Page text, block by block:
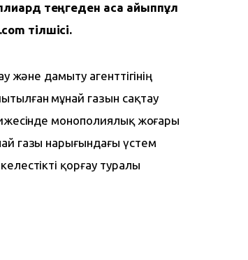
теңгеден аса айыппұл
тілшісі.
және дамыту агенттігінің
мұнай газын сақтау
монополиялық жоғары
газы нарығындағы үстем
қорғау туралы